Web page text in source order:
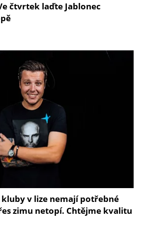
čtvrtek laďte Jablonec
kluby v lize nemají potřebné
zimu netopí. Chtějme kvalitu